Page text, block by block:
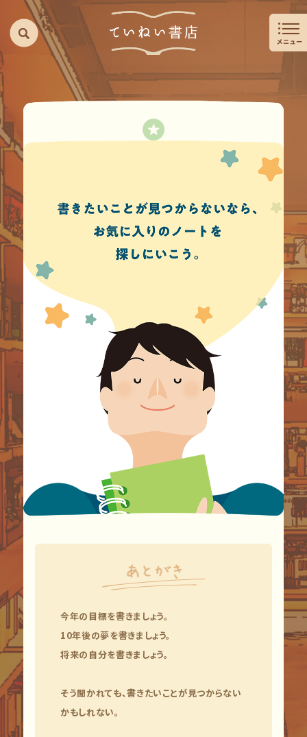
今年の目標を書きましょう。
10年後の夢を書きましょう。
将来の自分を書きましょう。
そう聞かれても、書きたいことが見つからない
かもしれない。